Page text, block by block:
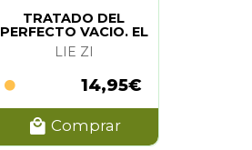
TRATADO DEL
PERFECTO VACIO. EL
LIE ZI
14,95€
Comprar